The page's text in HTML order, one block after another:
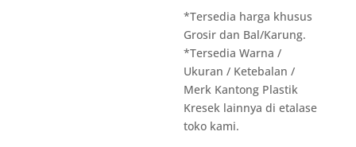
*Tersedia harga khusus
Grosir dan Bal/Karung.
*Tersedia Warna /
Ukuran / Ketebalan /
Merk Kantong Plastik
Kresek lainnya di etalase
toko kami.